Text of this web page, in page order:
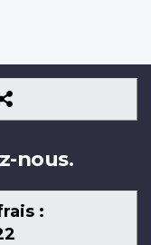
Suivez-
nous
nous.
: